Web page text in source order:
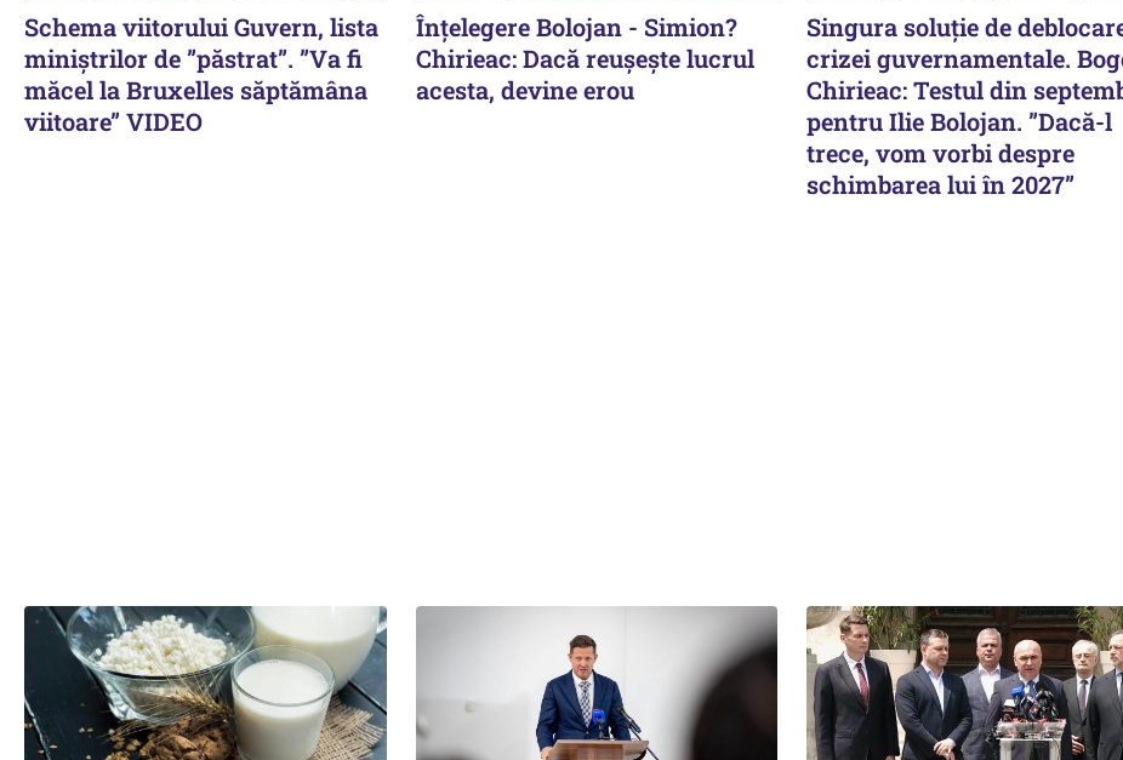
Schema viitorului Guvern, lista
miniștrilor de ”păstrat”. ”Va fi
măcel la Bruxelles săptămâna
viitoare” VIDEO
Înțelegere Bolojan - Simion?
Chirieac: Dacă reușește lucrul
acesta, devine erou
Singura soluție de
crizei guvernamentale.
Chirieac: Testul din
pentru Ilie Bolojan. ”Dacă-l
trece, vom vorbi despre
schimbarea lui în 2027”